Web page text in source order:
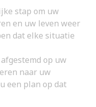
stap om uw
en uw leven weer
dat elke situatie
op uw
naar uw
een plan op dat